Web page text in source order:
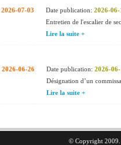
2026-07-03
Date publication: 2026-06-
Entretien de l'escalier de
Lire la suite +
2026-06-26
Date publication: 2026-
Désignation d’un
Lire la suite +
© Copyright 2009.